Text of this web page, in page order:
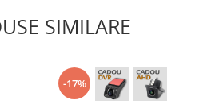
SIMILARE
-17%